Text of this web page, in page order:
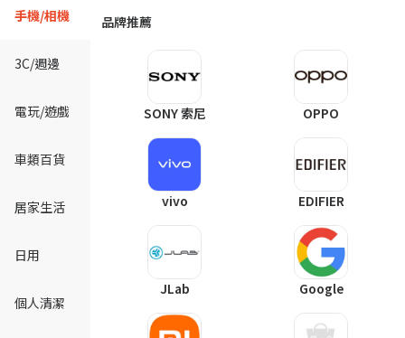
手機/相機
3C/週邊
電玩/遊戲
車類百貨
居家生活
日用
個人清潔
品牌推薦
SONY 索尼 OPPO
vivo EDIFIER
JLab Google